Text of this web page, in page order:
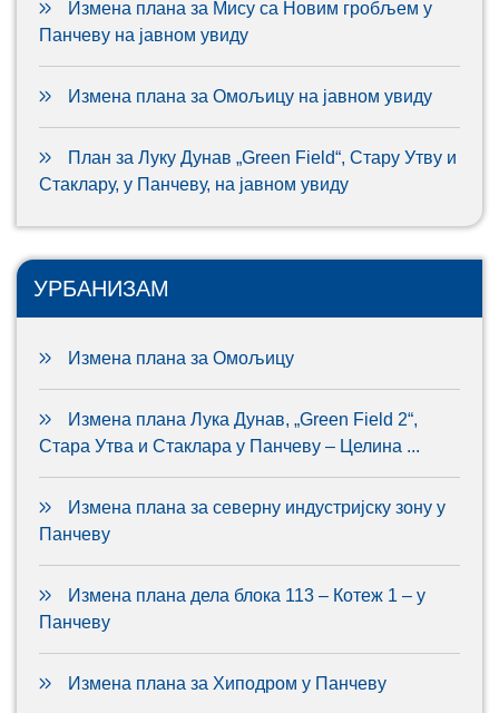
Измена плана за Мису са Новим гробљем у
Панчеву на јавном увиду
Измена плана за Омољицу на јавном увиду
План за Луку Дунав „Green Field“, Стару Утву и
Стаклару, у Панчеву, на јавном увиду
УРБАНИЗАМ
Измена плана за Омољицу
Измена плана Лука Дунав, „Green Field 2“,
Стара Утва и Стаклара у Панчеву – Целина ...
Измена плана за северну индустријску зону у
Панчеву
Измена плана дела блока 113 – Котеж 1 – у
Панчеву
Измена плана за Хиподром у Панчеву